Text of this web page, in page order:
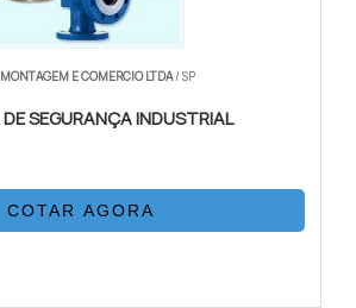
E COMERCIO LTDA/ SP
SEGURANÇA INDUSTRIAL
COTAR AGORA